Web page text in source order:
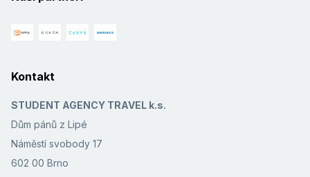
Kontakt
STUDENT AGENCY TRAVEL k.s.
Dům pánů z Lipé
Náměstí svobody 17
602 00 Brno